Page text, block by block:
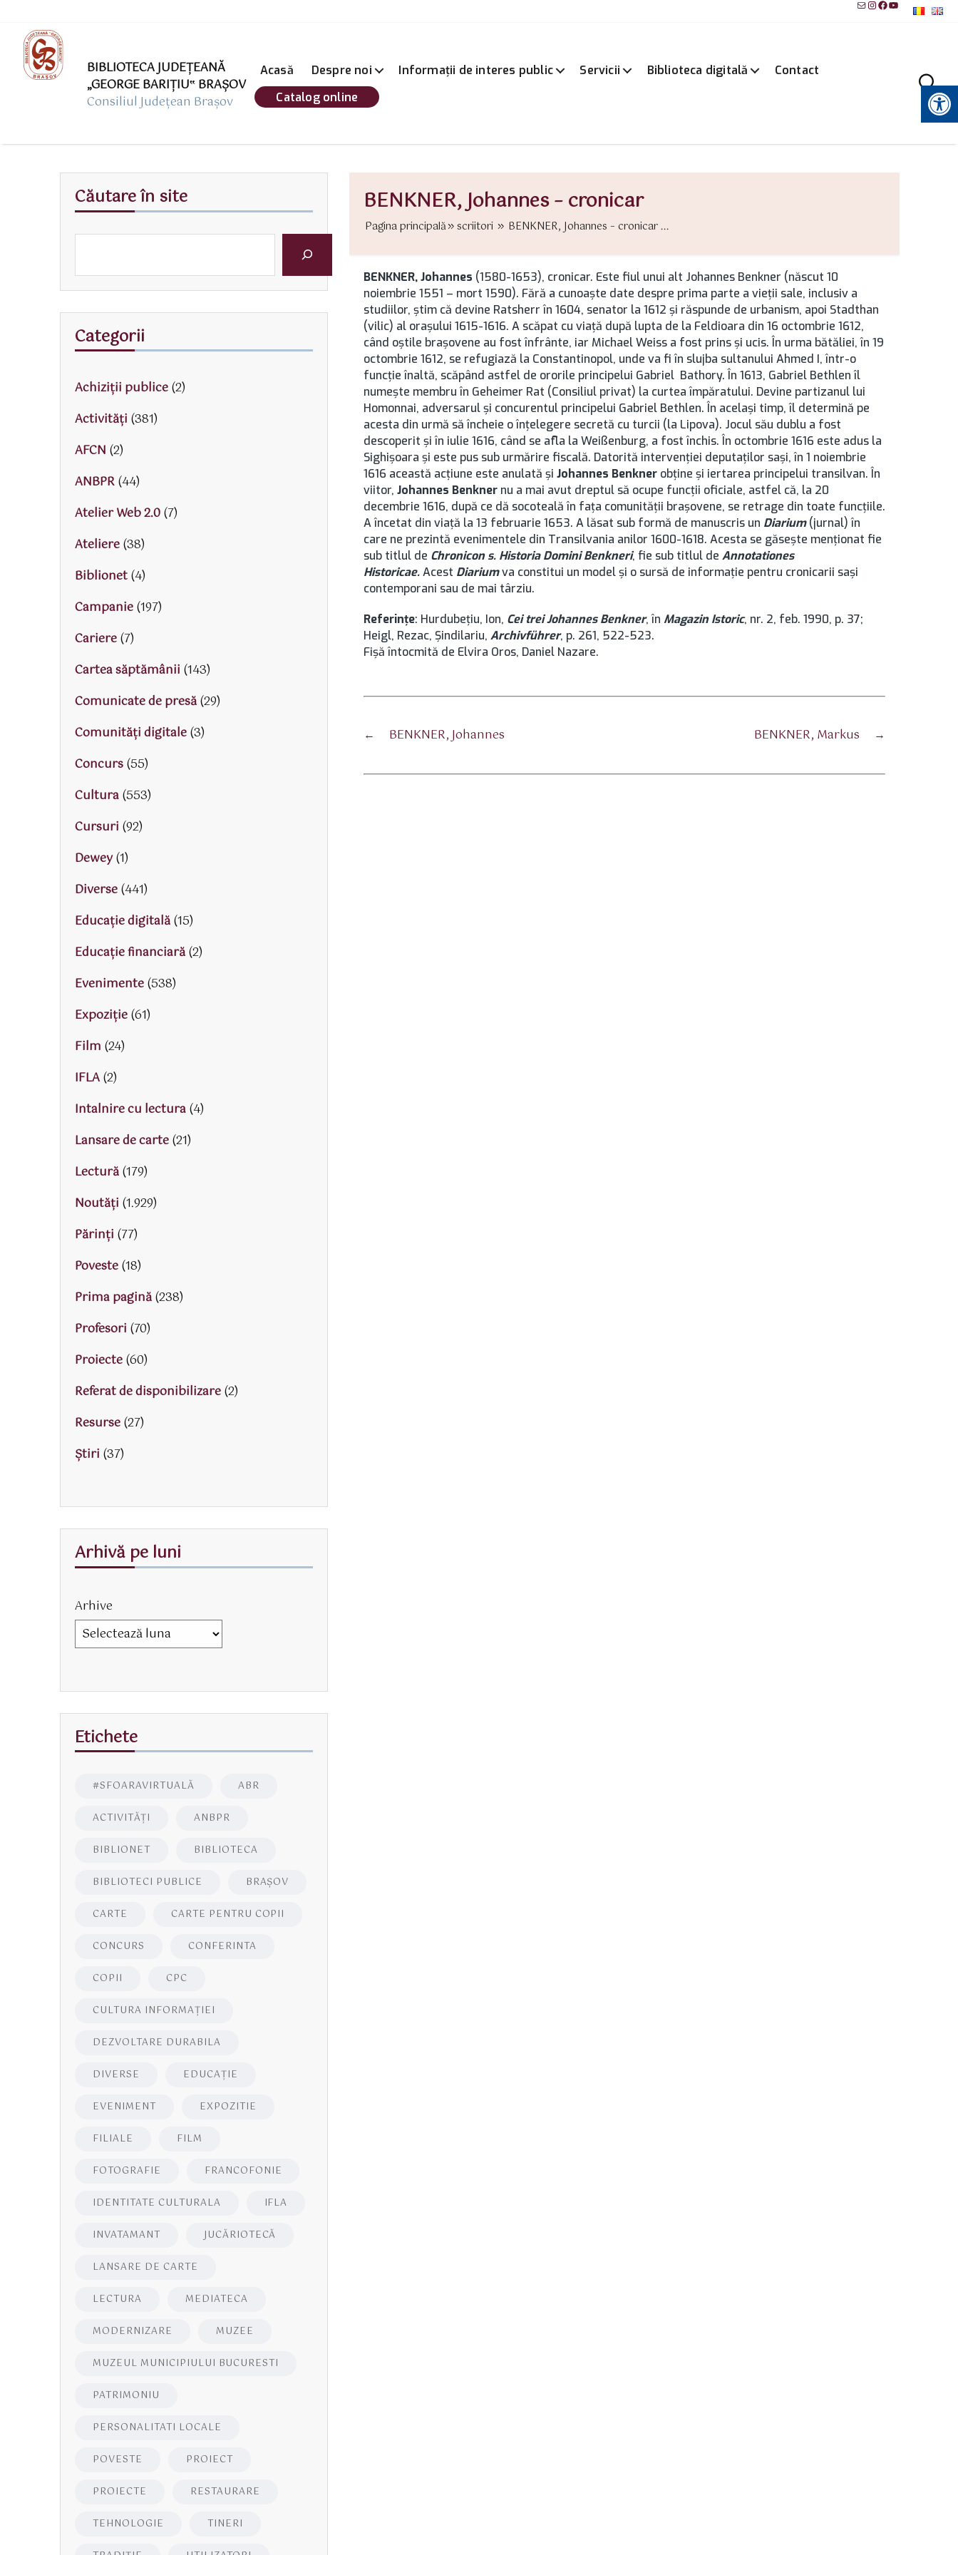
MailInstagram
Facebook
YouTube
BIBLIOTECA JUDEȚEANĂ
„GEORGE BARIŢIU‟ BRAŞOV
Consiliul Județean Brașov
Acasă Despre noi Informații de interes public Servicii Biblioteca digitală
Contact
Catalog online
Instrumente pentru accesibilitate
BENKNER, Johannes – cronicar
Pagina principală scriitori BENKNER, Johannes – cronicar ...
BENKNER, Johannes (1580-1653), cronicar. Este fiul unui alt Johannes Benkner (născut 10
noiembrie 1551 – mort 1590). Fără a cunoaşte date despre prima parte a vieţii sale, inclusiv a
studiilor, ştim că devine Ratsherr în 1604, senator la 1612 şi răspunde de urbanism, apoi Stadthan
(vilic) al oraşului 1615-1616. A scăpat cu viaţă după lupta de la Feldioara din 16 octombrie 1612,
când oştile braşovene au fost înfrânte, iar Michael Weiss a fost prins şi ucis. În urma bătăliei, în 19
octombrie 1612, se refugiază la Constantinopol, unde va fi în slujba sultanului Ahmed I, într-o
funcţie înaltă, scăpând astfel de ororile principelui Gabriel Bathory. În 1613, Gabriel Bethlen îl
numeşte membru în Geheimer Rat (Consiliul privat) la curtea împăratului. Devine partizanul lui
Homonnai, adversarul şi concurentul principelui Gabriel Bethlen. În acelaşi timp, îl determină pe
acesta din urmă să încheie o înţelegere secretă cu turcii (la Lipova). Jocul său dublu a fost
descoperit şi în iulie 1616, când se afla la Weißenburg, a fost închis. În octombrie 1616 este adus la
Sighişoara şi este pus sub urmărire fiscală. Datorită intervenţiei deputaţilor saşi, în 1 noiembrie
1616 această acţiune este anulată şi Johannes Benkner obţine şi iertarea principelui transilvan. În
viitor, Johannes Benkner nu a mai avut dreptul să ocupe funcţii oficiale, astfel că, la 20
decembrie 1616, după ce dă socoteală în faţa comunităţii braşovene, se retrage din toate funcţiile.
A încetat din viaţă la 13 februarie 1653. A lăsat sub formă de manuscris un Diarium(jurnal) în
care ne prezintă evenimentele din Transilvania anilor 1600-1618. Acesta se găseşte menţionat fie
sub titlul de Chronicon s. Historia Domini Benkneri, fie sub titlul de Annotationes
Historicae.Acest Diariumva constitui un model şi o sursă de informaţie pentru cronicarii saşi
contemporani sau de mai târziu.
Referinţe: Hurdubeţiu, Ion, Cei trei Johannes Benkner, în Magazin Istoric, nr. 2, feb. 1990, p. 37;
Heigl, Rezac, Şindilariu, Archivführer, p. 261, 522-523.
Fişă întocmită de Elvira Oros, Daniel Nazare.
← BENKNER, Johannes →
BENKNER, Markus
Căutare în site
Categorii
Achiziții publice(2)
Activităţi (381)
AFCN (2)
ANBPR(44)
Atelier Web 2.0(7)
Ateliere(38)
Biblionet(4)
Campanie(197)
Cariere(7)
Cartea săptămânii (143)
Comunicate de presă(29)
Comunități digitale(3)
Concurs(55)
Cultura(553)
Cursuri (92)
Dewey(1)
Diverse(441)
Educaţie digitală(15)
Educaţie financiară(2)
Evenimente(538)
Expoziție(61)
Film (24)
IFLA(2)
Intalnire cu lectura(4)
Lansare de carte(21)
Lectură(179)
Noutăți (1.929)
Părinţi (77)
Poveste(18)
Prima pagină(238)
Profesori (70)
Proiecte(60)
Referat de disponibilizare(2)
Resurse(27)
Știri (37)
Arhivă pe luni
Arhive
Etichete
#SFOARAVIRTUALĂ ABR
ACTIVITĂŢI ANBPR
BIBLIONET BIBLIOTECA
BIBLIOTECI PUBLICE BRAŞOV
CARTE CARTE PENTRU COPII
CONCURS CONFERINTA
COPII CPC
CULTURA INFORMAŢIEI
DEZVOLTARE DURABILA
DIVERSE EDUCAŢIE
EVENIMENT EXPOZITIE
FILIALE FILM
FOTOGRAFIE FRANCOFONIE
IDENTITATE CULTURALA IFLA
INVATAMANT JUCĂRIOTECĂ
LANSARE DE CARTE
LECTURA MEDIATECA
MODERNIZARE MUZEE
MUZEUL MUNICIPIULUI BUCURESTI
PATRIMONIU
PERSONALITATI LOCALE
POVESTE PROIECT
PROIECTE RESTAURARE
TEHNOLOGIE TINERI